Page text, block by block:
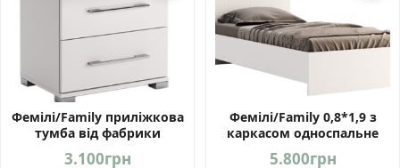
Фемілі/Family приліжкова
тумба від фабрики
МироМарк Україна
3.100грн
Фемілі/Family 0,8*1,9 з
каркасом односпальне
ліжко від МироМарк
5.800грн